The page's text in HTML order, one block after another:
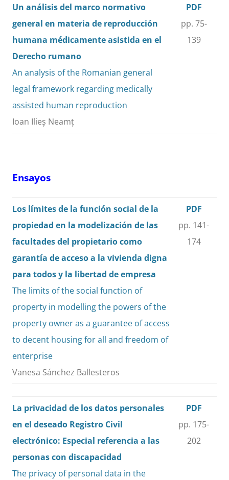
Un análisis del marco normativo
general en materia de reproducción
humana médicamente asistida en el
Derecho rumano
An analysis of the Romanian general
legal framework regarding medically
assisted human reproduction
Ioan Ilieș Neamț
PDF
pp. 75-
139
Ensayos
Los límites de la función social de la
propiedad en la modelización de las
facultades del propietario como
garantía de acceso a la vivienda digna
para todos y la libertad de empresa
The limits of the social function of
property in modelling the powers of the
property owner as a guarantee of access
to decent housing for all and freedom of
enterprise
Vanesa Sánchez Ballesteros
PDF
pp. 141-
174
La privacidad de los datos personales
en el deseado Registro Civil
electrónico: Especial referencia a las
personas con discapacidad
The privacy of personal data in the
PDF
pp. 175-
202